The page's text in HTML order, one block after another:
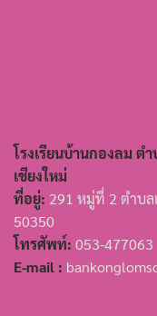
โรงเรียนบ้านกองลม ต
เชียงใหม่
ที่อยู่: 291 หมู่ที่ 2 ตำบล
50350
โทรศัพท์: 053-477063
E-mail :